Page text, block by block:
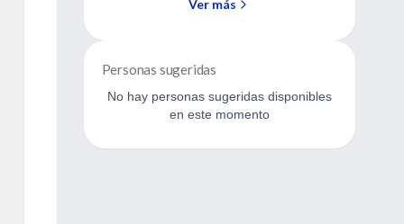
Ver más
Personas sugeridas
No hay personas sugeridas disponibles
en este momento